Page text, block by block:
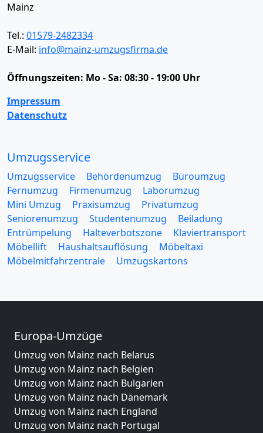
Mainz
Tel.: 01579-2482334
E-Mail: info@mainz-umzugsfirma.de
Öffnungszeiten: Mo - Sa: 08:30 - 19:00 Uhr
Impressum
Datenschutz
Umzugsservice
Umzugsservice Behördenumzug
Büroumzug
Fernumzug
Firmenumzug
Laborumzug
Mini Umzug
Praxisumzug
Privatumzug
Seniorenumzug
Studentenumzug
Beiladung
Entrümpelung
Halteverbotszone
Klaviertransport
Möbellift
Haushaltsauflösung
Möbeltaxi
Möbelmitfahrzentrale
Umzugskartons
Europa-Umzüge
Umzug von Mainz nach Belarus
Umzug von Mainz nach Belgien
Umzug von Mainz nach Bulgarien
Umzug von Mainz nach Dänemark
Umzug von Mainz nach England
Umzug von Mainz nach Portugal